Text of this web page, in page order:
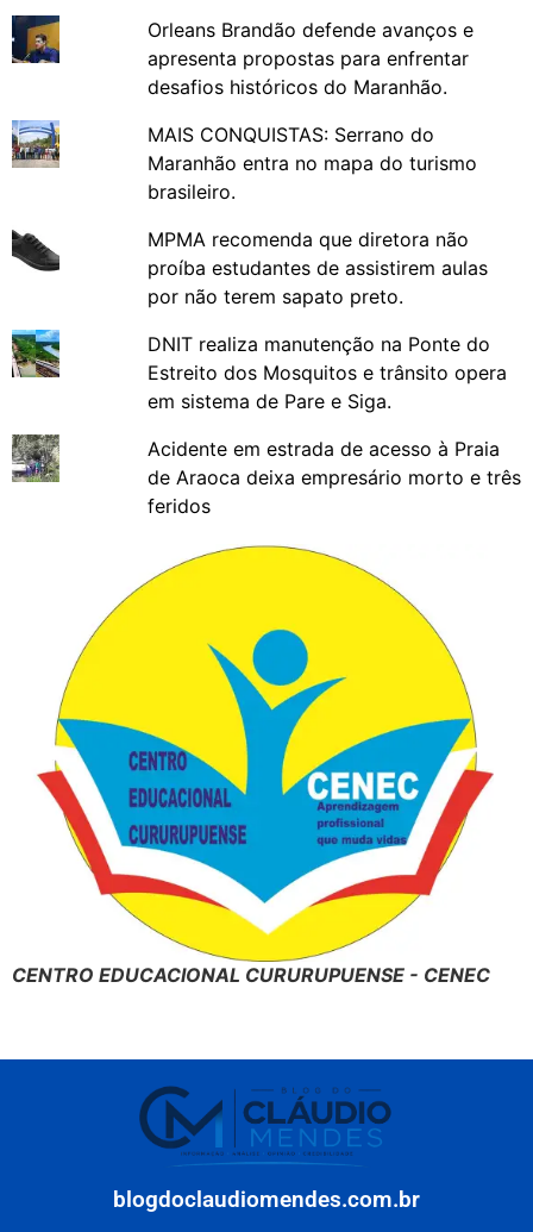
Orleans Brandão defende avanços e
apresenta propostas para enfrentar
desafios históricos do Maranhão.
MAIS CONQUISTAS: Serrano do
Maranhão entra no mapa do turismo
brasileiro.
MPMA recomenda que diretora não
proíba estudantes de assistirem aulas
por não terem sapato preto.
DNIT realiza manutenção na Ponte do
Estreito dos Mosquitos e trânsito opera
em sistema de Pare e Siga.
Acidente em estrada de acesso à Praia
de Araoca deixa empresário morto e três
feridos
CENTRO EDUCACIONAL CURURUPUENSE - CENEC
blogdoclaudiomendes.com.br